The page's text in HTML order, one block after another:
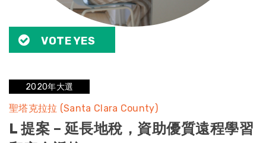
VOTE YES
2020年大選
聖塔克拉拉 (Santa Clara County)
L 提案 – 延長地稅，資助優質遠程學習